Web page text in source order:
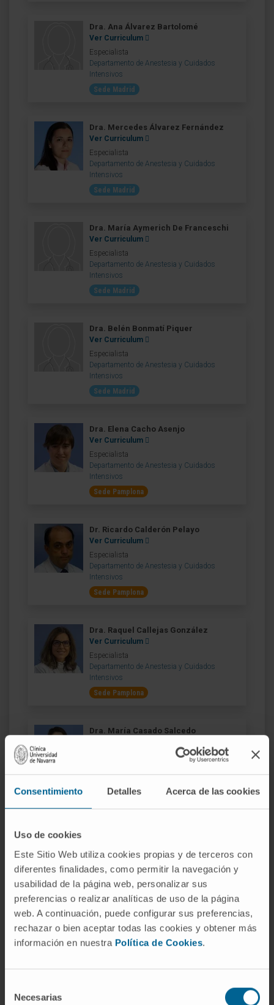
Consentimiento Detalles Acerca de las cookies
Uso de cookies
Este Sitio Web utiliza cookies propias y de terceros con
diferentes finalidades, como permitir la navegación y
usabilidad de la página web, personalizar sus
preferencias o realizar analíticas de uso de la página
web. A continuación, puede configurar sus preferencias,
rechazar o bien aceptar todas las cookies y obtener más
información en nuestra Política de Cookies.
Necesarias
Dra. Ana Álvarez Bartolomé
Ver Curriculum
Especialista
Departamento de Anestesia y Cuidados
Intensivos
Sede Madrid
Dra. Mercedes Álvarez Fernández
Ver Curriculum
Especialista
Departamento de Anestesia y Cuidados
Intensivos
Sede Madrid
Dra. María Aymerich De Franceschi
Ver Curriculum
Especialista
Departamento de Anestesia y Cuidados
Intensivos
Sede Madrid
Dra. Belén Bonmatí Piquer
Ver Curriculum
Especialista
Departamento de Anestesia y Cuidados
Intensivos
Sede Madrid
Dra. Elena Cacho Asenjo
Ver Curriculum
Especialista
Departamento de Anestesia y Cuidados
Intensivos
Sede Pamplona
Dr. Ricardo Calderón Pelayo
Ver Curriculum
Especialista
Departamento de Anestesia y Cuidados
Intensivos
Sede Pamplona
Dra. Raquel Callejas González
Ver Curriculum
Especialista
Departamento de Anestesia y Cuidados
Intensivos
Sede Pamplona
Dra. María Casado Salcedo
Sede Madrid
Especialista
Departamento de Anestesia y Cuidados
Intensivos
Sede Pamplona
Dra. María José Fernández Bernal
Ver Curriculum
Departamento de Anestesia y Cuidados